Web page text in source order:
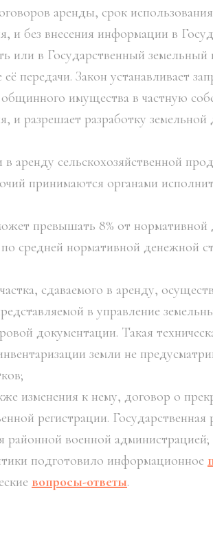
аренды, срок
и без внесения информации в
или в Государственный земельный
передачи. Закон устанавливает
общинного имущества в частную
и разрешает разработку
аренду сельскохозяйственной
принимаются органами
превышать 8% от
по средней нормативной денежной
сдаваемого в аренду,
в управление
документации. Такая
земли не
изменения к нему, договор о
регистрации. Государственная
районной военной администрацией;
подготовило информационное
вопросы-ответы.